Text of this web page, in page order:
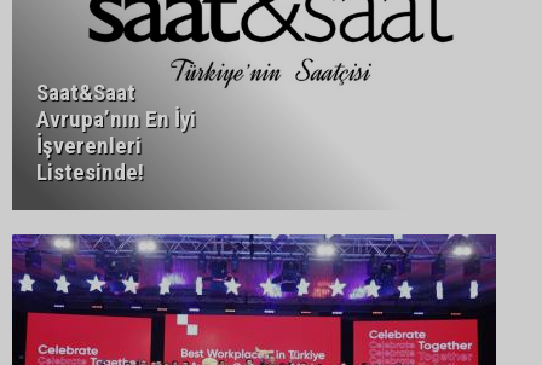
Saat&Saat
Avrupa’nın En İyi
İşverenleri
Listesinde!